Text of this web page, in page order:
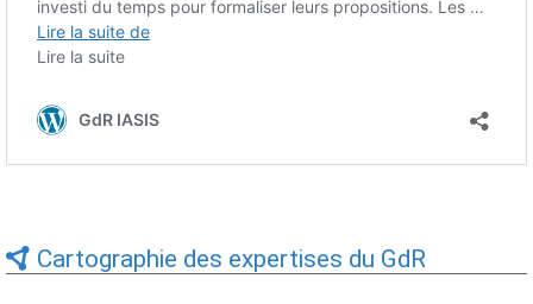
Cartographie des expertises du GdR